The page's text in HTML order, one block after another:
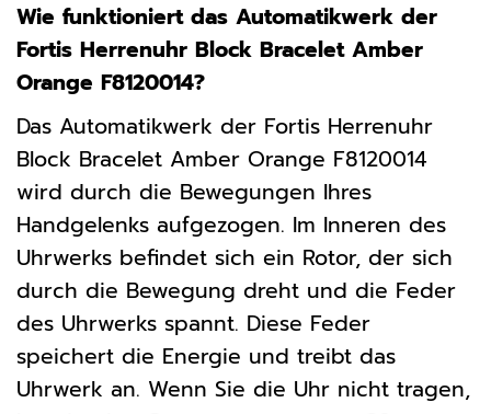
Wie funktioniert das Automatikwerk der
Fortis Herrenuhr Block Bracelet Amber
Orange F8120014?
Das Automatikwerk der Fortis Herrenuhr
Block Bracelet Amber Orange F8120014
wird durch die Bewegungen Ihres
Handgelenks aufgezogen. Im Inneren des
Uhrwerks befindet sich ein Rotor, der sich
durch die Bewegung dreht und die Feder
des Uhrwerks spannt. Diese Feder
speichert die Energie und treibt das
Uhrwerk an. Wenn Sie die Uhr nicht tragen,